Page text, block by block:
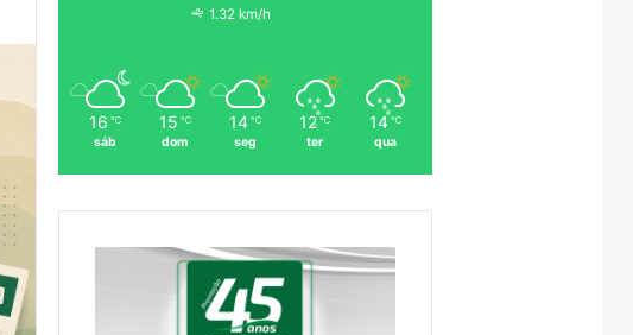
1.32 km/h
16 ℃
sáb
15 ℃
dom
14 ℃
seg
12 ℃
ter
14 ℃
qua